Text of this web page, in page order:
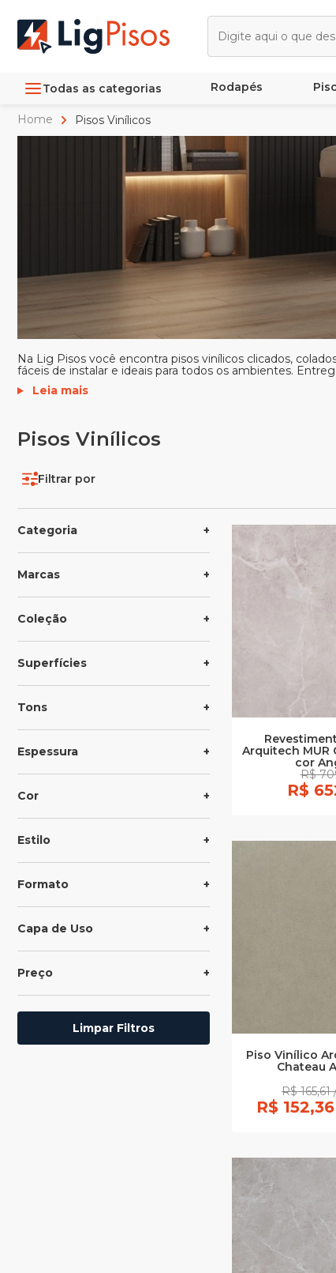
Todas as categorias Rodapés
Home Pisos Vinílicos
Na Lig Pisos você encontra pisos vinílicos clicados,
fáceis de instalar e ideais para todos os ambientes.
Leia mais
Pisos Vinílicos
Filtrar por
Categoria
Marcas
Coleção
Superfícies
Tons
Espessura
Cor
Estilo
Formato
Capa de Uso
Preço
Limpar Filtros
Arquitech MUR
cor
R$
R$
Piso Vinílico
Chateau
R$
R$